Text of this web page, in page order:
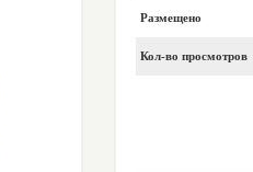
Размещено
Кол-во просмотров